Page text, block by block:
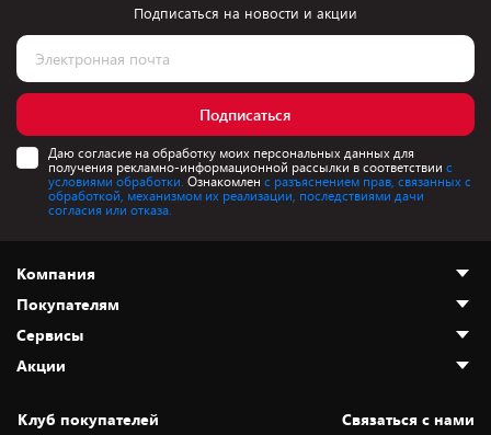
Подписаться на новости и акции
Подписаться
Даю согласие на обработку моих персональных данных для
получения рекламно-информационной рассылки в соответствии с
условиями обработки. Ознакомлен с разъяснением прав, связанных с
обработкой, механизмом их реализации, последствиями дачи
согласия или отказа.
Компания
О нас
Адреса магазинов
Новости
Статьи и обзоры
Покупателям
Как сделать заказ
Оплата и доставка
Безналичный расчёт
Сервисы
Установка техники
Акции
Скидки и промокоды
Клуб покупателей
Cвязаться с нами